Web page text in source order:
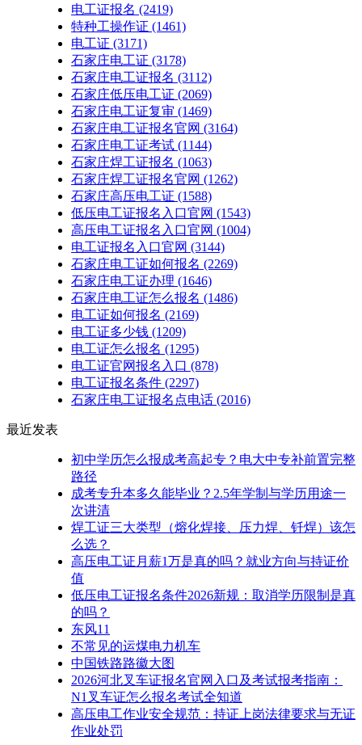
电工证报名 (2419)
特种工操作证 (1461)
电工证 (3171)
石家庄电工证 (3178)
石家庄电工证报名 (3112)
石家庄低压电工证 (2069)
石家庄电工证复审 (1469)
石家庄电工证报名官网 (3164)
石家庄电工证考试 (1144)
石家庄焊工证报名 (1063)
石家庄焊工证报名官网 (1262)
石家庄高压电工证 (1588)
低压电工证报名入口官网 (1543)
高压电工证报名入口官网 (1004)
电工证报名入口官网 (3144)
石家庄电工证如何报名 (2269)
石家庄电工证办理 (1646)
石家庄电工证怎么报名 (1486)
电工证如何报名 (2169)
电工证多少钱 (1209)
电工证怎么报名 (1295)
电工证官网报名入口 (878)
电工证报名条件 (2297)
石家庄电工证报名点电话 (2016)
最近发表
初中学历怎么报成考高起专？电大中专补前置完整
路径
成考专升本多久能毕业？2.5年学制与学历用途一
次讲清
焊工证三大类型（熔化焊接、压力焊、钎焊）该怎
么选？
高压电工证月薪1万是真的吗？就业方向与持证价
值
低压电工证报名条件2026新规：取消学历限制是真
的吗？
东风11
不常见的运煤电力机车
中国铁路路徽大图
2026河北叉车证报名官网入口及考试报考指南：
N1叉车证怎么报名考试全知道
高压电工作业安全规范：持证上岗法律要求与无证
作业处罚